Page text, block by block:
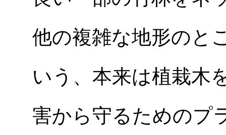
他の複雑な地形のと
いう、本来は植栽木
害から守るためのプ